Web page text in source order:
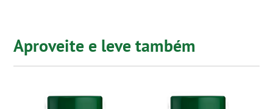
Aproveite e leve também